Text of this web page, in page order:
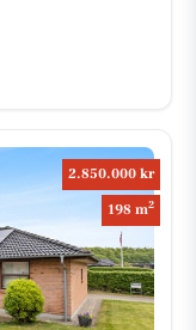
2.850.000 kr
198 m2